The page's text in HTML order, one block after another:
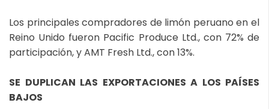
Los principales compradores de limón peruano en el
Reino Unido fueron Pacific Produce Ltd., con 72% de
participación, y AMT Fresh Ltd., con 13%.
SE DUPLICAN LAS EXPORTACIONES A LOS PAÍSES
BAJOS